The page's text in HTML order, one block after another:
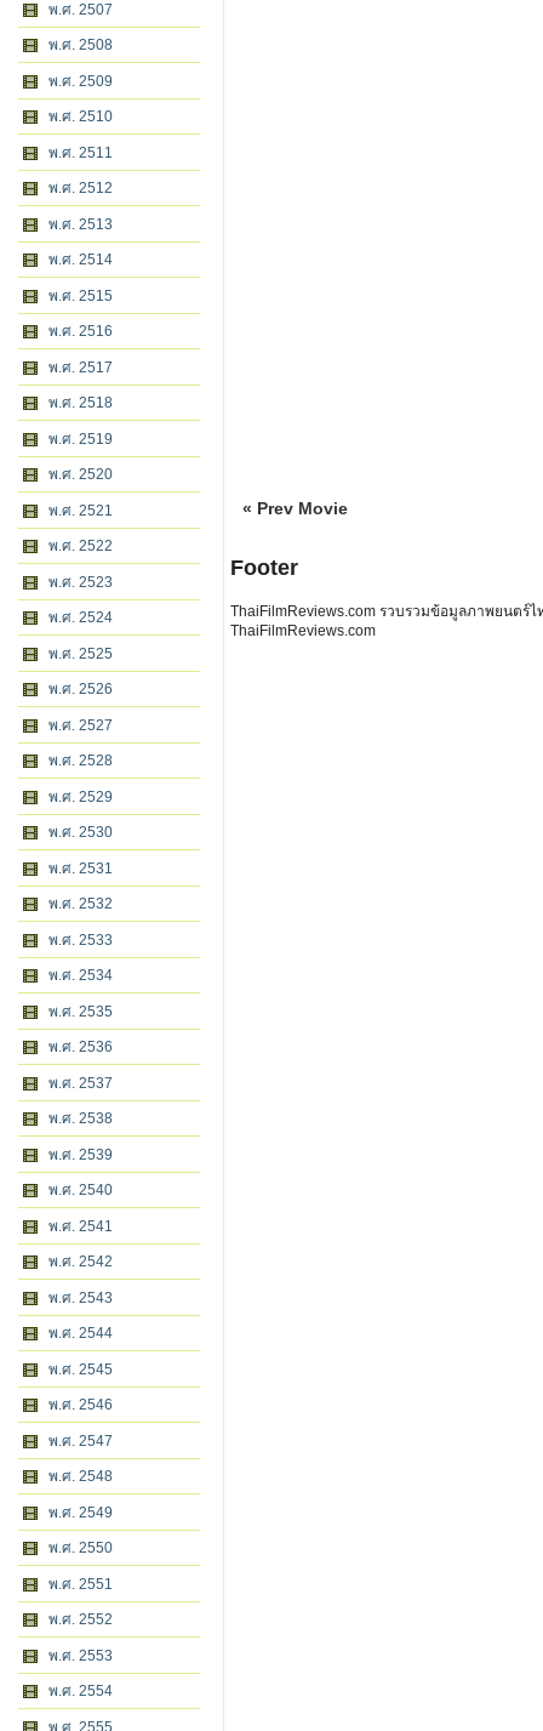
พ.ศ. 2507
พ.ศ. 2508
พ.ศ. 2509
พ.ศ. 2510
พ.ศ. 2511
พ.ศ. 2512
พ.ศ. 2513
พ.ศ. 2514
พ.ศ. 2515
พ.ศ. 2516
พ.ศ. 2517
พ.ศ. 2518
พ.ศ. 2519
พ.ศ. 2520
พ.ศ. 2521
พ.ศ. 2522
พ.ศ. 2523
พ.ศ. 2524
พ.ศ. 2525
พ.ศ. 2526
พ.ศ. 2527
พ.ศ. 2528
พ.ศ. 2529
พ.ศ. 2530
พ.ศ. 2531
พ.ศ. 2532
พ.ศ. 2533
พ.ศ. 2534
พ.ศ. 2535
พ.ศ. 2536
พ.ศ. 2537
พ.ศ. 2538
พ.ศ. 2539
พ.ศ. 2540
พ.ศ. 2541
พ.ศ. 2542
พ.ศ. 2543
พ.ศ. 2544
พ.ศ. 2545
พ.ศ. 2546
พ.ศ. 2547
พ.ศ. 2548
พ.ศ. 2549
พ.ศ. 2550
พ.ศ. 2551
พ.ศ. 2552
พ.ศ. 2553
พ.ศ. 2554
พ.ศ. 2555
« Prev Movie
Footer
ThaiFilmReviews.com รวบรวมข้อมูลภาพยนตร์
ThaiFilmReviews.com